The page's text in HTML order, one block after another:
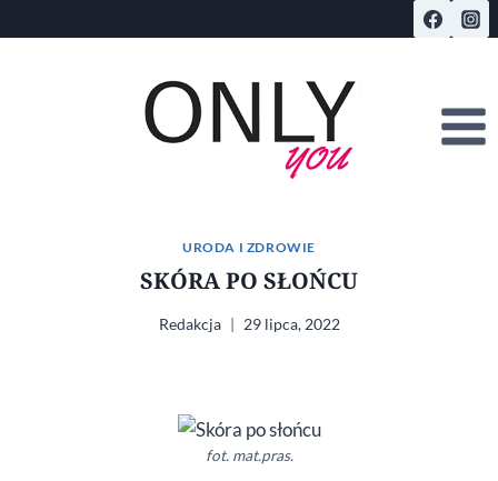
do
URODA I ZDROWIE
SKÓRA PO SŁOŃCU
Redakcja 29 lipca, 2022
fot. mat.pras.